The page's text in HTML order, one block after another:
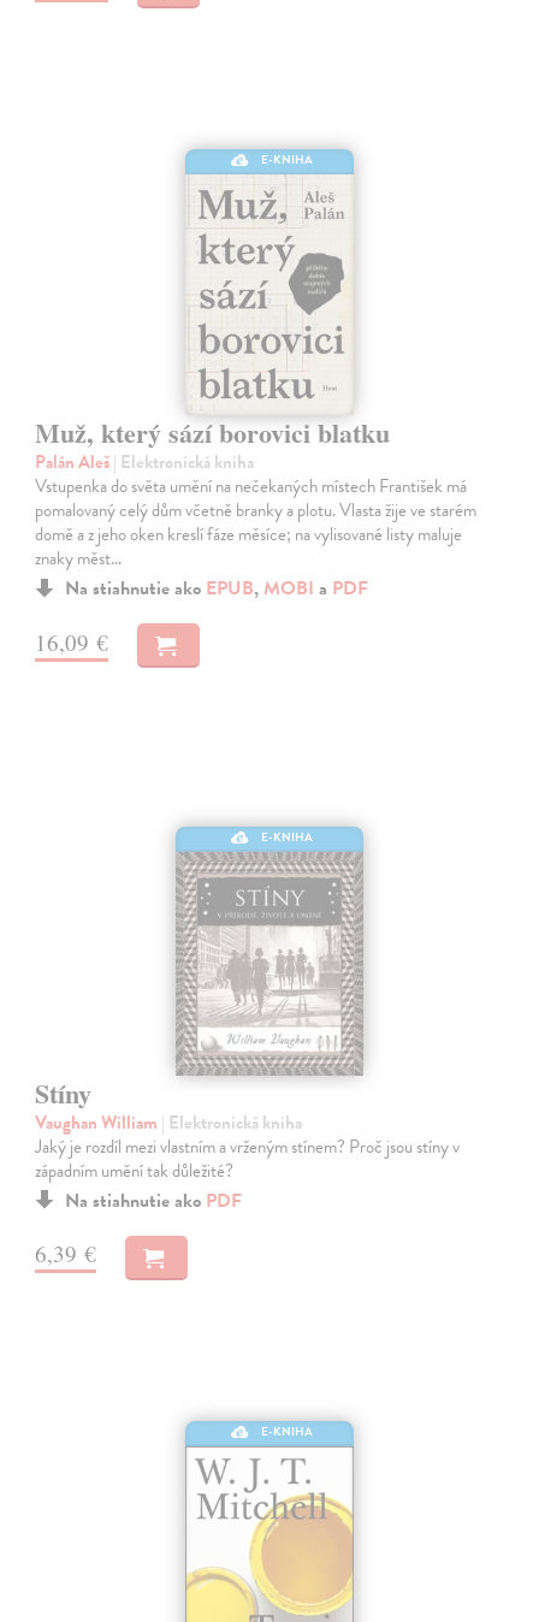
E-KNIHA
Muž, který sází borovici blatku
Palán Aleš| Elektronická kniha
Vstupenka do světa umění na nečekaných místech František má
pomalovaný celý dům včetně branky a plotu. Vlasta žije ve starém
domě a z jeho oken kreslí fáze měsíce; na vylisované listy maluje
znaky měst…
Na stiahnutie ako EPUB, MOBI a PDF
16,09 €
E-KNIHA
Stíny
Vaughan William | Elektronická kniha
Jaký je rozdíl mezi vlastním a vrženým stínem? Proč jsou stíny v
západním umění tak důležité?
Na stiahnutie ako PDF
6,39 €
E-KNIHA